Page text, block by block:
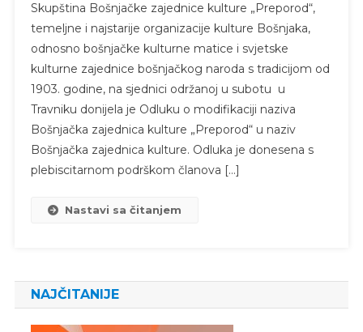
Skupština Bošnjačke zajednice kulture „Preporod“,
temeljne i najstarije organizacije kulture Bošnjaka,
odnosno bošnjačke kulturne matice i svjetske
kulturne zajednice bošnjačkog naroda s tradicijom od
1903. godine, na sjednici održanoj u subotu u
Travniku donijela je Odluku o modifikaciji naziva
Bošnjačka zajednica kulture „Preporod“ u naziv
Bošnjačka zajednica kulture. Odluka je donesena s
plebiscitarnom podrškom članova […]
Nastavi sa čitanjem
NAJČITANIJE